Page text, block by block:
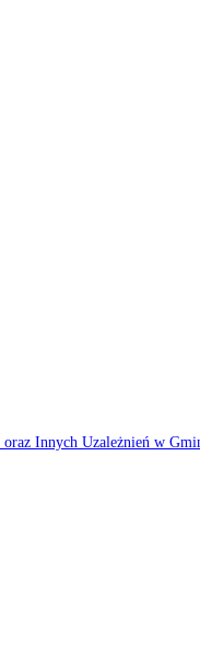
Innych Uzależnień w